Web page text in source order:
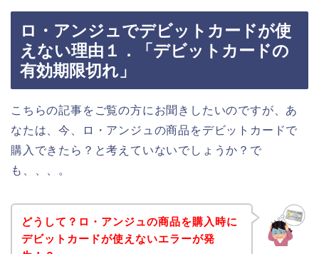
ロ・アンジュでデビットカードが使
えない理由１．「デビットカードの
有効期限切れ」
こちらの記事をご覧の方にお聞きしたいのですが、あ
なたは、今、ロ・アンジュの商品をデビットカードで
購入できたら？と考えていないでしょうか？で
も、、、。
どうして？ロ・アンジュの商品を購入時に
デビットカードが使えないエラーが発